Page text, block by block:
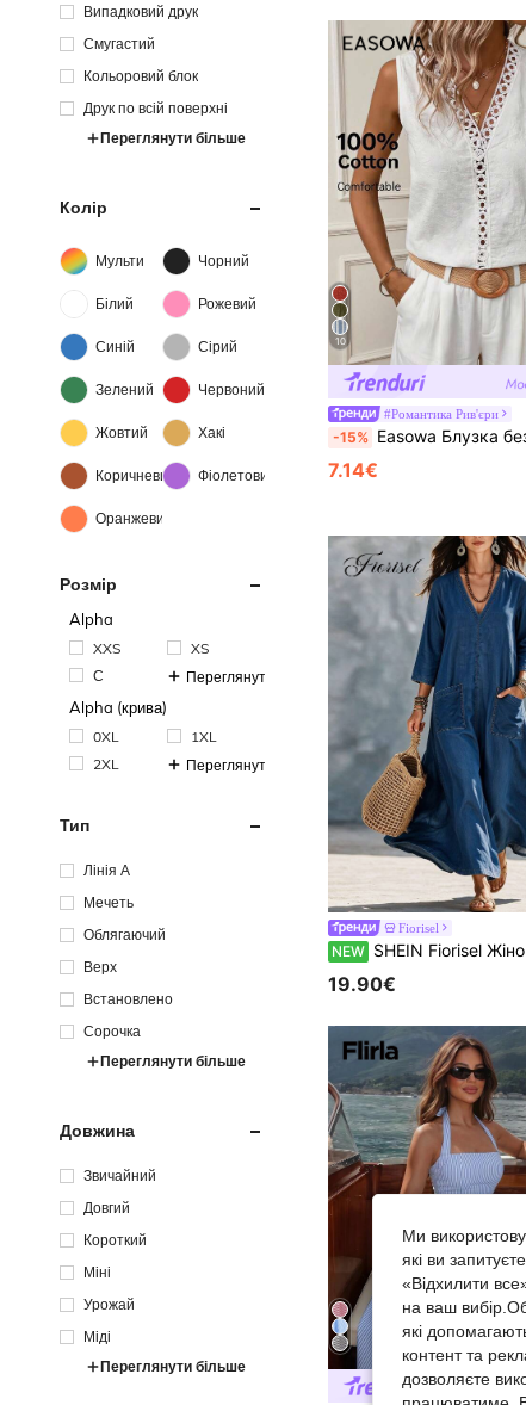
Випадковий друк
Смугастий
Кольоровий блок
Друк по всій поверхні
Переглянути більше
Колір
Мульти Чорний
Білий Рожевий
Синій Сірий
Зелений Червоний
Жовтий Хакі
Коричневий Фіолетовий
Оранжевий
Розмір
Alpha
XXS
XS
С
Переглянути більше
Alpha (крива)
0XL
1XL
2XL
Переглянути більше
Тип
Лінія А
Мечеть
Облягаючий
Верх
Встановлено
Сорочка
Переглянути більше
Довжина
Звичайний
Довгий
Короткий
Міні
Урожай
Міді
Переглянути більше
10
#Романтика Рив'єри
-15% Easowa Блузка без рукавів з
7.14€
Fiorisel
NEW SHEIN Fiorisel Жіноча вільна сукня з принтом, V-подібним
19.90€
Ми
які ви
«Відхилити
на ваш
які
контент та
дозволяєте